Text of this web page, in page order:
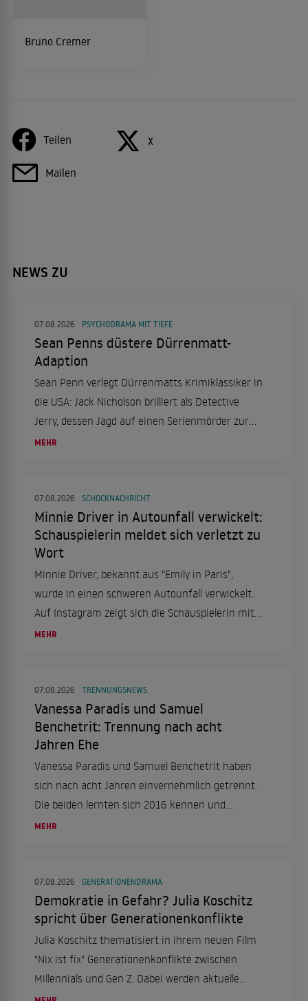
Bruno Cremer
Teilen X
Mailen
NEWS ZU
07.08.2026 PSYCHODRAMA MIT TIEFE
Sean Penns düstere Dürrenmatt-
Adaption
Sean Penn verlegt Dürrenmatts Krimiklassiker in
die USA: Jack Nicholson brilliert als Detective
Jerry, dessen Jagd auf einen Serienmörder zur
Obsession wird. Ein düsteres Psychodrama, das
MEHR
07.08.2026 SCHOCKNACHRICHT
Minnie Driver in Autounfall verwickelt:
Schauspielerin meldet sich verletzt zu
Wort
Minnie Driver, bekannt aus "Emily in Paris",
wurde in einen schweren Autounfall verwickelt.
Auf Instagram zeigt sich die Schauspielerin mit
einer Halskrause und berichtet von dem Vorfall,
MEHR
07.08.2026 TRENNUNGSNEWS
Vanessa Paradis und Samuel
Benchetrit: Trennung nach acht
Jahren Ehe
Vanessa Paradis und Samuel Benchetrit haben
sich nach acht Jahren einvernehmlich getrennt.
Die beiden lernten sich 2016 kennen und
heirateten 2018. Ein Statement ihres
MEHR
07.08.2026 GENERATIONENDRAMA
Demokratie in Gefahr? Julia Koschitz
spricht über Generationenkonflikte
Julia Koschitz thematisiert in ihrem neuen Film
"Nix ist fix" Generationenkonflikte zwischen
Millennials und Gen Z. Dabei werden aktuelle
gesellschaftliche und politische Themen